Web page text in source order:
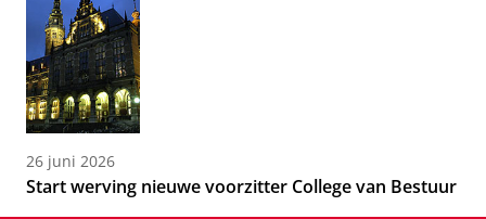
26 juni 2026
Start werving nieuwe voorzitter College van Bestuur